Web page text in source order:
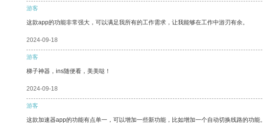
游客
这款app的功能非常强大，可以满足我所有的工作需求，让我能够在工作中游刃有余。
2024-09-18
游客
梯子神器，ins随便看，美美哒！
2024-09-18
游客
这款加速器app的功能有点单一，可以增加一些新功能，比如增加一个自动切换线路的功能。